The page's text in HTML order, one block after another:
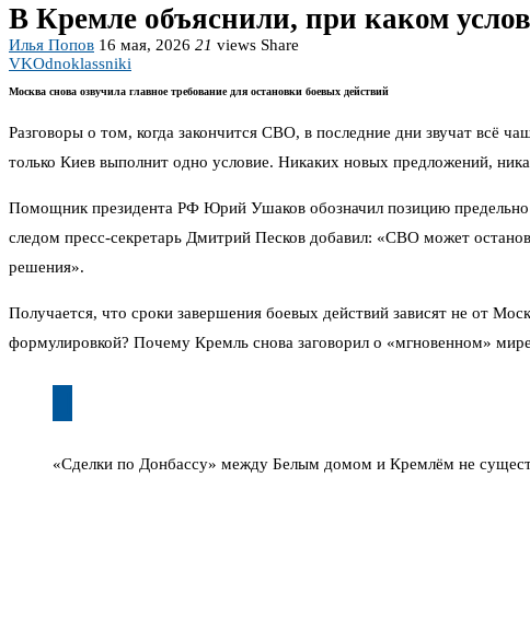
В Кремле объяснили, при каком
Илья Попов 16 мая, 2026 21 views Share
VKOdnoklassniki
Москва снова озвучила главное требование для остановки боевых действий
Разговоры о том, когда закончится СВО, в последние дни звучат всё
только Киев выполнит одно условие. Никаких новых предложений,
Помощник президента РФ Юрий Ушаков обозначил позицию предельно
следом пресс-секретарь Дмитрий Песков добавил: «СВО может
решения».
Получается, что сроки завершения боевых действий зависят не от
формулировкой? Почему Кремль снова заговорил о «мгновенном»
«Сделки по Донбассу» между Белым домом и Кремлём не